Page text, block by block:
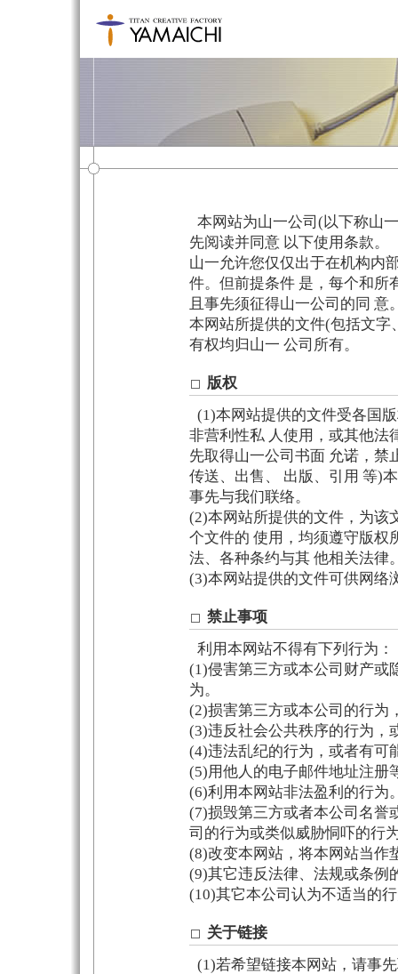
本网站为山一公司(以下称山
先阅读并同意 以下使用条款。
山一允许您仅仅出于在机构内
件。但前提条件 是，每个和所
且事先须征得山一公司的同 意
本网站所提供的文件(包括文字
有权均归山一 公司所有。
版权
(1)本网站提供的文件受各国
非营利性私 人使用，或其他法
先取得山一公司书面 允诺，禁
传送、出售、 出版、引用 等)
事先与我们联络。
(2)本网站所提供的文件，为该
个文件的 使用，均须遵守版权
法、各种条约与其 他相关法律
(3)本网站提供的文件可供网络
禁止事项
利用本网站不得有下列行为：
(1)侵害第三方或本公司财产或
为。
(2)损害第三方或本公司的行为
(3)违反社会公共秩序的行为，
(4)违法乱纪的行为，或者有可
(5)用他人的电子邮件地址注册
(6)利用本网站非法盈利的行为
(7)损毁第三方或者本公司名誉
司的行为或类似威胁恫吓的行
(8)改变本网站，将本网站当作
(9)其它违反法律、法规或条例
(10)其它本公司认为不适当的
关于链接
(1)若希望链接本网站，请事